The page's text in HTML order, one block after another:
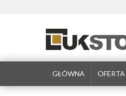
GŁÓWNA OFERTA